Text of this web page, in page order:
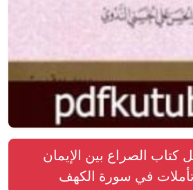
كتاب الصراع بين الإيمان
تأملات في سورة الكهف